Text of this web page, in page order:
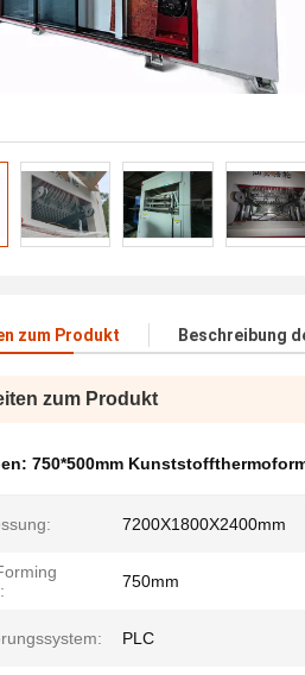
zum Produkt Beschreibung
zum Produkt
750*500mm
7200X1800X2400mm
750mm
PLC